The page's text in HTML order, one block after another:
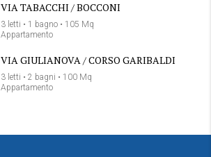
VIA TABACCHI / BOCCONI
3 letti • 1 bagno • 105 Mq
Appartamento
VIA GIULIANOVA / CORSO GARIBALDI
3 letti • 2 bagni • 100 Mq
Appartamento